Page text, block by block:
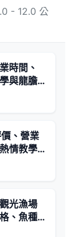
- 12.0 公
時間、
與龍膽
、營業
情教學
光漁場
、魚種 -